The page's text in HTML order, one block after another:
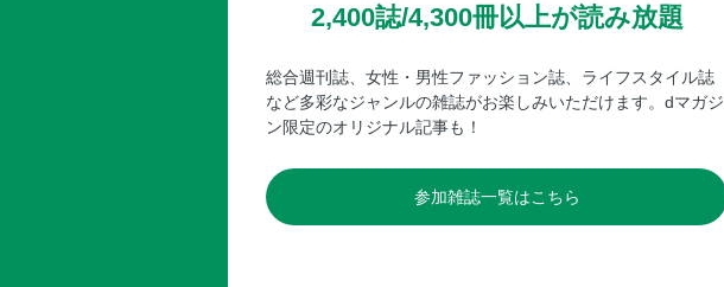
2,400誌/4,300冊以上が読み放題
総合週刊誌、女性・男性ファッション誌、ライフスタイル誌
など多彩なジャンルの雑誌がお楽しみいただけます。dマガジ
ン限定のオリジナル記事も！
参加雑誌一覧はこちら